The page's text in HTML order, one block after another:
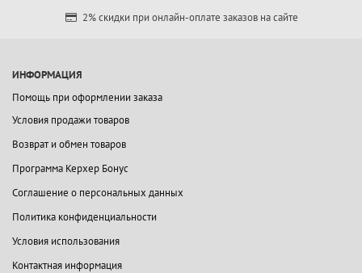
2% скидки при онлайн-оплате заказов на сайте
ИНФОРМАЦИЯ
Помощь при оформлении заказа
Условия продажи товаров
Возврат и обмен товаров
Программа Керхер Бонус
Соглашение о персональных данных
Политика конфиденциальности
Условия использования
Контактная информация